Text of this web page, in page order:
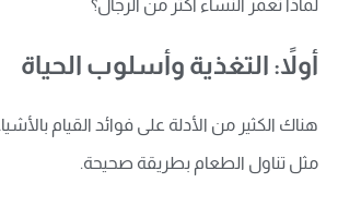
لماذا تعمّر النساء أكثر من الرجال؟
أولاً: التغذية وأسلوب الحياة
هناك الكثير من الأدلة على فوائد القيام
مثل تناول الطعام بطريقة صحيحة.